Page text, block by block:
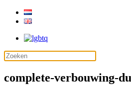
complete-verbouwing-